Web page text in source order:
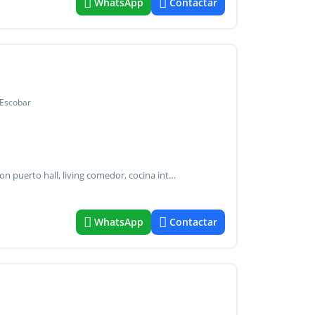
Lindisima casa en una planta,sobre lote interno en el canton puerto hall, living comedor, cocina integrada con isla,toilette,lavadero dormitorio principal en suite con vestidor y otros dos dormitorios con otro baño completo galeria con parrilla ,pileta de 8x4 garaje para dos autos, calefaccion por radiadores ,muy buenas terminaciones,sobre un lote de 730 metros lote interno
WhatsApp Contactar